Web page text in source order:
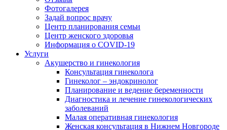
Фотогалерея
Задай вопрос врачу
Центр планирования семьи
Центр женского здоровья
Информация о COVID-19
Услуги
Акушерство и гинекология
Консультация гинеколога
Гинеколог – эндокринолог
Планирование и ведение беременности
Диагностика и лечение гинекологических
заболеваний
Малая оперативная гинекология
Женская консультация в Нижнем Новгороде